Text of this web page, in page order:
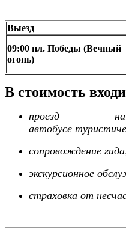
Выезд
09:00 пл. Победы (Вечный
огонь)
В стоимость
проезд на
автобусе
сопровождение
экскурсионное
страховка от